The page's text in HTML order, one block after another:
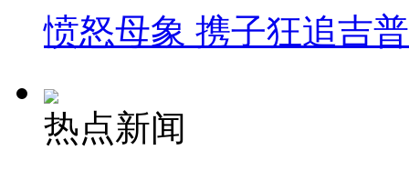
愤怒母象 携子狂追吉
热点新闻